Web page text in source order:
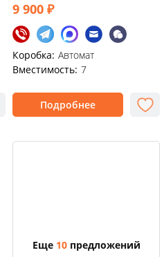
9 900 ₽
Коробка: Автомат
Вместимость: 7
Подробнее
Еще 10предложений